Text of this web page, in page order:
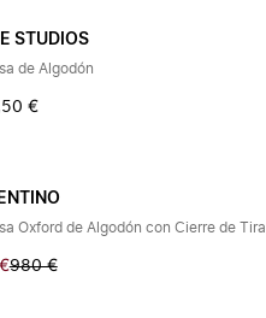
STUDIOS
de Algodón
€
Oxford de Algodón con Cierre de Tira
980 €